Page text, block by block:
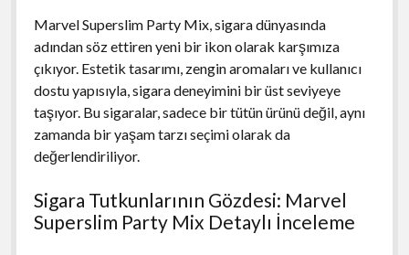
Marvel Superslim Party Mix, sigara dünyasında
adından söz ettiren yeni bir ikon olarak karşımıza
çıkıyor. Estetik tasarımı, zengin aromaları ve kullanıcı
dostu yapısıyla, sigara deneyimini bir üst seviyeye
taşıyor. Bu sigaralar, sadece bir tütün ürünü değil, aynı
zamanda bir yaşam tarzı seçimi olarak da
değerlendiriliyor.
Sigara Tutkunlarının Gözdesi: Marvel
Superslim Party Mix Detaylı İnceleme